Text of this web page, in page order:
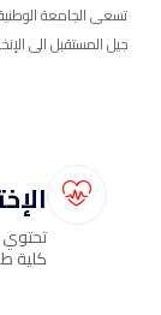
تسعى الجامعة
جيل المستقبل الى
تحتوي
كلية